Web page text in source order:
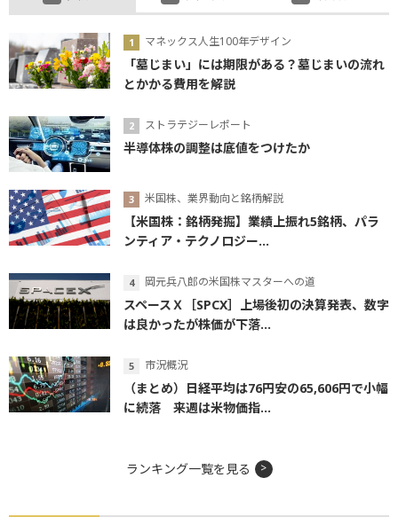
マネックス人生100年デザイン
「墓じまい」には期限がある？墓じまいの流れ
とかかる費用を解説
ストラテジーレポート
半導体株の調整は底値をつけたか
米国株、業界動向と銘柄解説
【米国株：銘柄発掘】業績上振れ5銘柄、パラ
ンティア・テクノロジー...
岡元兵八郎の米国株マスターへの道
スペースＸ［SPCX］上場後初の決算発表、数字
は良かったが株価が下落...
市況概況
（まとめ）日経平均は76円安の65,606円で小幅
に続落 来週は米物価指...
ランキング一覧を見る